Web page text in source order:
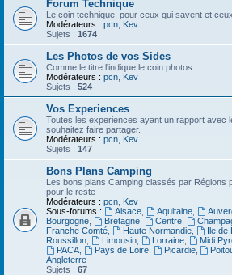
Forum Technique
Le coin technique, pour ceux qui savent et
Modérateurs : pcn Kev
Sujets : 1674
Les Photos de vos Sides
Comme le titre l'indique le coin photos
Modérateurs : pcn Kev
Sujets : 524
Vos Experiences
Toutes les experiences ayant un rapport avec
souhaitez faire partager.
Modérateurs : pcn Kev
Sujets : 147
Bons Plans Camping
Les bons plans Camping classés par Régions
pour le reste
Modérateurs : pcn Kev
Sous-forums :
Alsace, Aquitaine,
Bourgogne
Bretagne, Centre,
Franche Comté
Haute Normandie, Ile de
Roussillon
Limousin, Lorraine, Midi
PACA, Pays de Loire, Picardie,
Angleterre
Sujets : 67